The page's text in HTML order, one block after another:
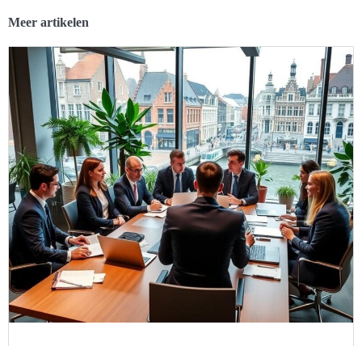
Meer artikelen